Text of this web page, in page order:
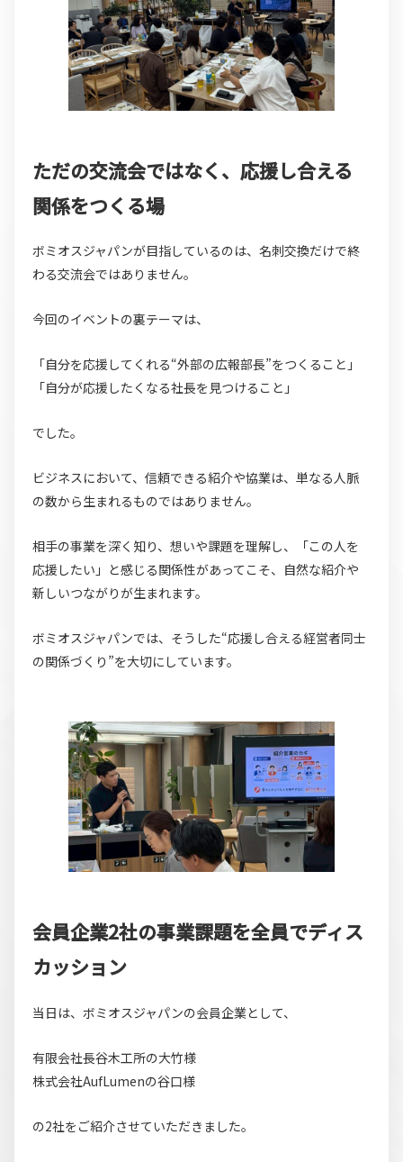
ただの交流会ではなく、応援し合える
関係をつくる場
ボミオスジャパンが目指しているのは、名刺交換だけで終
わる交流会ではありません。
今回のイベントの裏テーマは、
「自分を応援してくれる“外部の広報部長”をつくること」
「自分が応援したくなる社長を見つけること」
でした。
ビジネスにおいて、信頼できる紹介や協業は、単なる人脈
の数から生まれるものではありません。
相手の事業を深く知り、想いや課題を理解し、「この人を
応援したい」と感じる関係性があってこそ、自然な紹介や
新しいつながりが生まれます。
ボミオスジャパンでは、そうした“応援し合える経営者同士
の関係づくり”を大切にしています。
会員企業2社の事業課題を全員でディス
カッション
当日は、ボミオスジャパンの会員企業として、
有限会社長谷木工所の大竹様
株式会社AufLumenの谷口様
の2社をご紹介させていただきました。